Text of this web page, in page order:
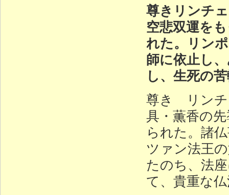
尊きリンチ
空悲双運を
れた。リン
師に依止し
し、生死の
尊き リンチ
具・薫香の
られた。諸
ツァン法王
たのち、法
て、貴重な